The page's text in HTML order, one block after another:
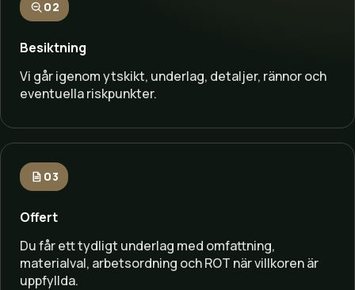
02
Besiktning
Vi går igenom ytskikt, underlag, detaljer, rännor och
eventuella riskpunkter.
03
Offert
Du får ett tydligt underlag med omfattning,
materialval, arbetsordning och ROT när villkoren är
uppfyllda.